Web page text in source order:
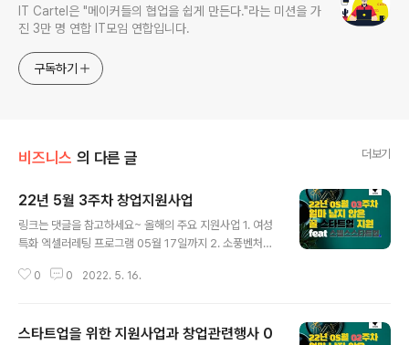
IT Cartel은 "메이커들의 협업을 쉽게 만든다."라는 미션을 가
진 3만 명 연합 IT모임 연합입니다.
구독하기
비즈니스 의 다른 글 더보기
22년 5월 3주차 창업지원사업
링크는 댓글을 참고하세요~ 올해의 주요 지원사업 1. 여성
특화 엑셀러레팅 프로그램 05월 17일까지 2. 소풍벤처스,
기업 (창업도약패키지) 3.2. 초기 창업기업 (초기창업패키
창업 선발대회 6. K Global 액셀러레티어 육성 사업 K-Gl
0 0 2022. 5. 16.
스타트업을 위한 지원사업과 창업관련행사 0